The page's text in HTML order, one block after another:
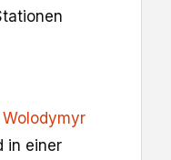
Wolodymyr
in einer